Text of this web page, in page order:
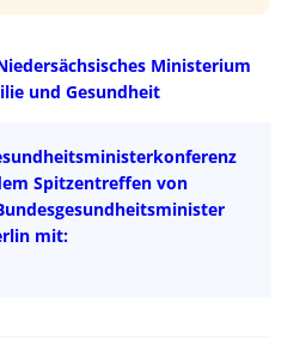
Ministerium
und Gesundheit
Spitzentreffen von
mit: